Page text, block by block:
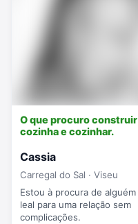
O que procuro
cozinha e cozinhar.
Cassia
Carregal do Sal · Viseu
Estou à procura de alguém
leal para uma relação sem
complicações.